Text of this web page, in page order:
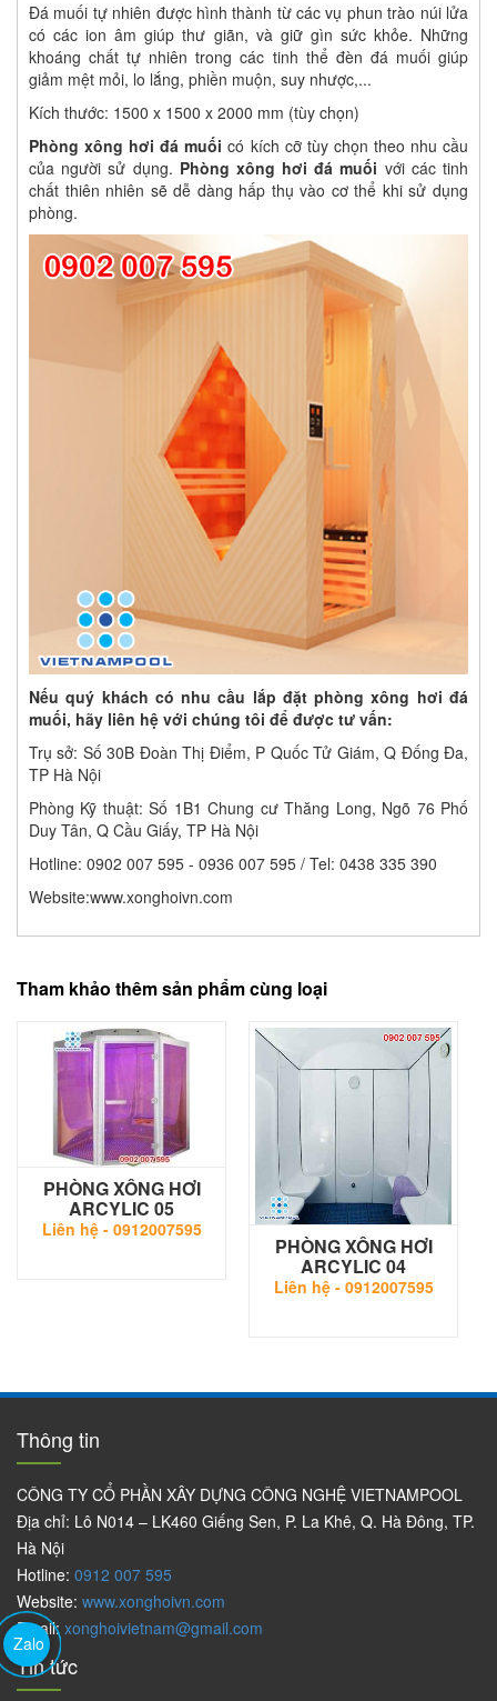
Đá muối tự nhiên được hình thành từ các vụ phun trào núi lửa
có các ion âm giúp thư giãn, và giữ gìn sức khỏe. Những
khoáng chất tự nhiên trong các tinh thể đèn đá muối giúp
giảm mệt mỏi, lo lắng, phiền muộn, suy nhược,...
Kích thước: 1500 x 1500 x 2000 mm (tùy chọn)
Phòng xông hơi đá muối có kích cỡ tùy chọn theo nhu cầu
của người sử dụng. Phòng xông hơi đá muối với các tinh
chất thiên nhiên sẽ dễ dàng hấp thụ vào cơ thể khi sử dụng
phòng.
Nếu quý khách có nhu cầu lắp đặt phòng xông hơi đá
muối, hãy liên hệ với chúng tôi để được tư vấn:
Trụ sở: Số 30B Đoàn Thị Điểm, P Quốc Tử Giám, Q Đống Đa,
TP Hà Nội
Phòng Kỹ thuật: Số 1B1 Chung cư Thăng Long, Ngõ 76 Phố
Duy Tân, Q Cầu Giấy, TP Hà Nội
Hotline: 0902 007 595 - 0936 007 595 / Tel: 0438 335 390
Website:www.xonghoivn.com
Tham khảo thêm sản phẩm cùng loại
PHÒNG XÔNG HƠI
ARCYLIC 05
Liên hệ - 0912007595
PHÒNG XÔNG HƠI
ARCYLIC 04
Liên hệ - 0912007595
Thông tin
CÔNG TY CỔ PHẦN XÂY DỰNG CÔNG NGHỆ VIETNAMPOOL
Địa chỉ: Lô N014 – LK460 Giếng Sen, P. La Khê, Q. Hà Đông, TP.
Hà Nội
Hotline: 0912 007 595
Website: www.xonghoivn.com
Email: xonghoivietnam@gmail.com
Tin tức
Zalo